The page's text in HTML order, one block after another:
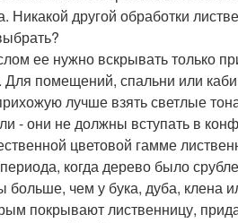
Никакой другой обработки
ее нужно вскрывать только
помещений, спальни или
лучше взять светлые
- они не должны вступать в
цветовой гамме
когда дерево было
больше, чем у бука, дуба, клена
покрывают лиственницу,